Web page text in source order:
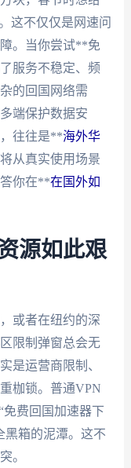
这不仅仅是网速问
。当你尝试**免
服务不稳定、频
的回国网络需
端保护数据安
往往是**海外华
从真实使用场景
你在**在国外如
源如此艰
或者在纽约的深
限制弹窗总会无
是运营商限制、
枷锁。普通VPN
免费回国加速器下
黑箱的泥潭。这不
。